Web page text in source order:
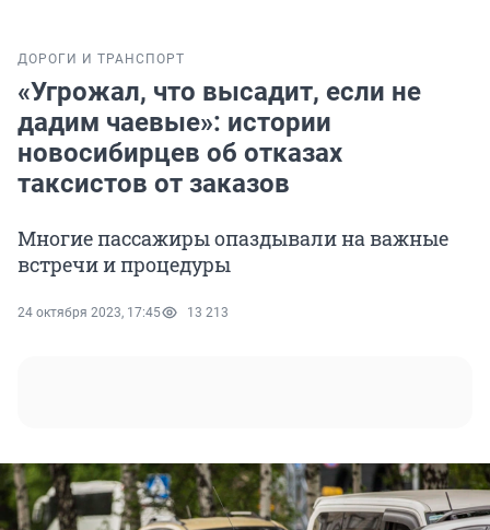
ДОРОГИ И ТРАНСПОРТ
«Угрожал, что высадит, если не
дадим чаевые»: истории
новосибирцев об отказах
таксистов от заказов
Многие пассажиры опаздывали на важные
встречи и процедуры
24 октября 2023, 17:45 13 213